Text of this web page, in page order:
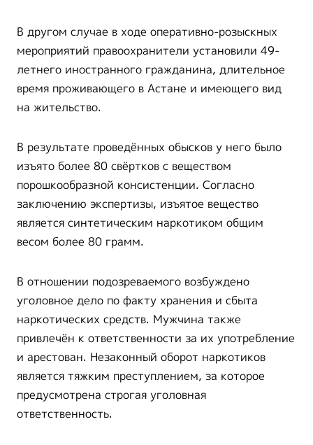
В другом случае в ходе оперативно-розыскных
мероприятий правоохранители установили 49-
летнего иностранного гражданина, длительное
время проживающего в Астане и имеющего вид
на жительство.
В результате проведённых обысков у него было
изъято более 80 свёртков с веществом
порошкообразной консистенции. Согласно
заключению экспертизы, изъятое вещество
является синтетическим наркотиком общим
весом более 80 грамм.
В отношении подозреваемого возбуждено
уголовное дело по факту хранения и сбыта
наркотических средств. Мужчина также
привлечён к ответственности за их употребление
и арестован. Незаконный оборот наркотиков
является тяжким преступлением, за которое
предусмотрена строгая уголовная
ответственность.